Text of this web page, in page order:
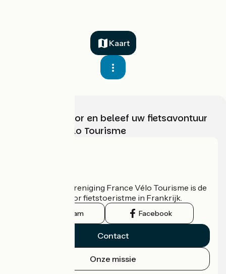
Kaart
Kies, bereid voor en beleef uw fietsavontuur
met France Vélo Tourisme
De nationale vereniging France Vélo Tourisme is de
officiële gids voor fietstoeristme in Frankrijk.
Instagram Facebook
Contact
Onze missie